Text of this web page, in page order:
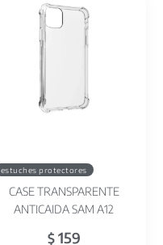
estuches protectores
CASE TRANSPARENTE
ANTICAIDA SAM A12
$159